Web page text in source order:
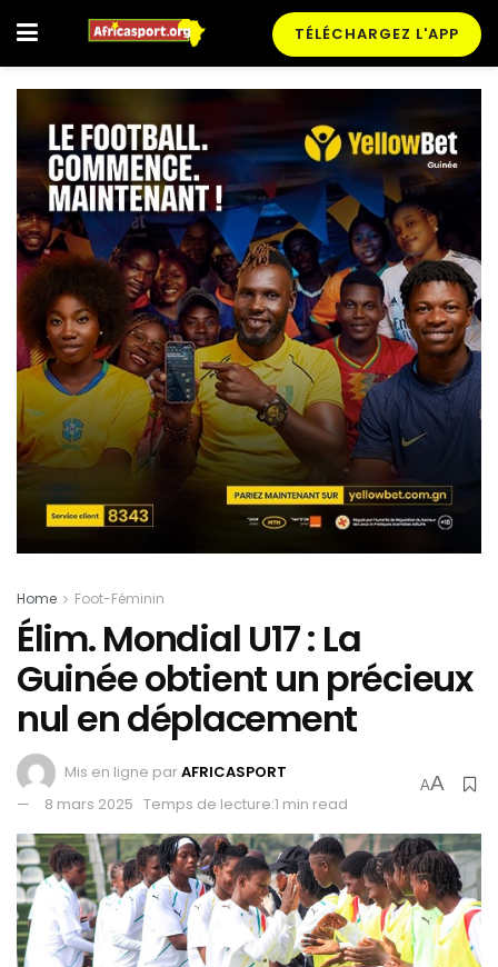
TÉLÉCHARGEZ L'APP
Home Foot-Féminin
Élim. Mondial U17 : La
Guinée obtient un précieux
nul en déplacement
Mis en ligne parAFRICASPORT
8 mars 2025 Temps de lecture:1 min read
AA